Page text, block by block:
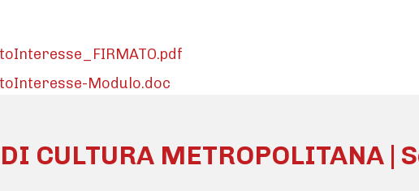
Modulo.doc
CULTURA METROPOLITANA |